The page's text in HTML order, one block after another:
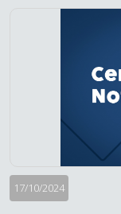
17/10/2024